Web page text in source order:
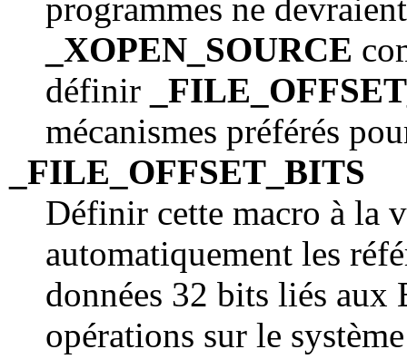
programmes ne
_XOPEN_SOURCE
définir
mécanismes préférés
_FILE_OFFSET_BITS
Définir cette macro à la
automatiquement les
données 32 bits liés aux
opérations sur le